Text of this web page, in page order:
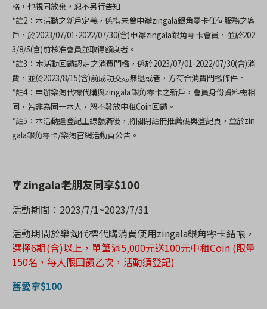
格，也視同放棄，恕不另行告知
*註2 ：本活動之新戶定義，係指未曾申辦zingala銀角零卡任何服務之客
戶，於2023/07/01-2022/07/30(含)申辦zingala銀角零卡會員，並於202
3/8/5(含)前核准會員並取得額度者。
*註3 ：本活動回饋認定之消費門檻，係於2023/07/01-2022/07/30(含)消
費，並於2023/8/15(含)前成功交易無退或者，方符合消費門檻條件。
*註4：申辦樂淘代標代購與zingala銀角零卡之新戶，會員身份資料需相
同，若非為同一本人，恕不發放中租Coin回饋。
*註5 ：本活動達登記上線額滿後，將關閉註冊推薦碼與登記頁，並於zin
gala銀角零卡/樂淘官網活動頁公告。
🎐zingala老朋友同享$100
活動期間： 2023/7/1~2023/7/31
活動期間於樂淘代標代購消費使用zingala銀角零卡結帳，
選擇6期(含)以上，單筆滿5,000元送100元中租Coin (限量
150名，每人限回饋乙次，活動須登記)
舊愛拿$100